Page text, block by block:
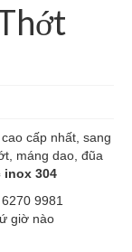
cấp nhất, sang
máng dao, đũa
304
9981
giờ nào